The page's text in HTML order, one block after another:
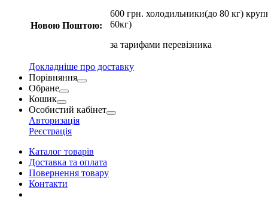
Новою Поштою:
600 грн. холодильники(до 80 кг)
60кг)
за тарифами перевізника
Докладніше про доставку
Порівняння
Обране
Кошик
Особистий кабінет
Авторизація
Реєстрація
Каталог товарів
Доставка та оплата
Повернення товару
Контакти